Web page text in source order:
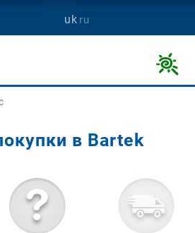
uk ru
в Bartek